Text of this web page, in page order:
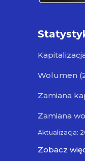
Wolumen
Zamiana
Zamiana
Aktualizacja:
Zobacz